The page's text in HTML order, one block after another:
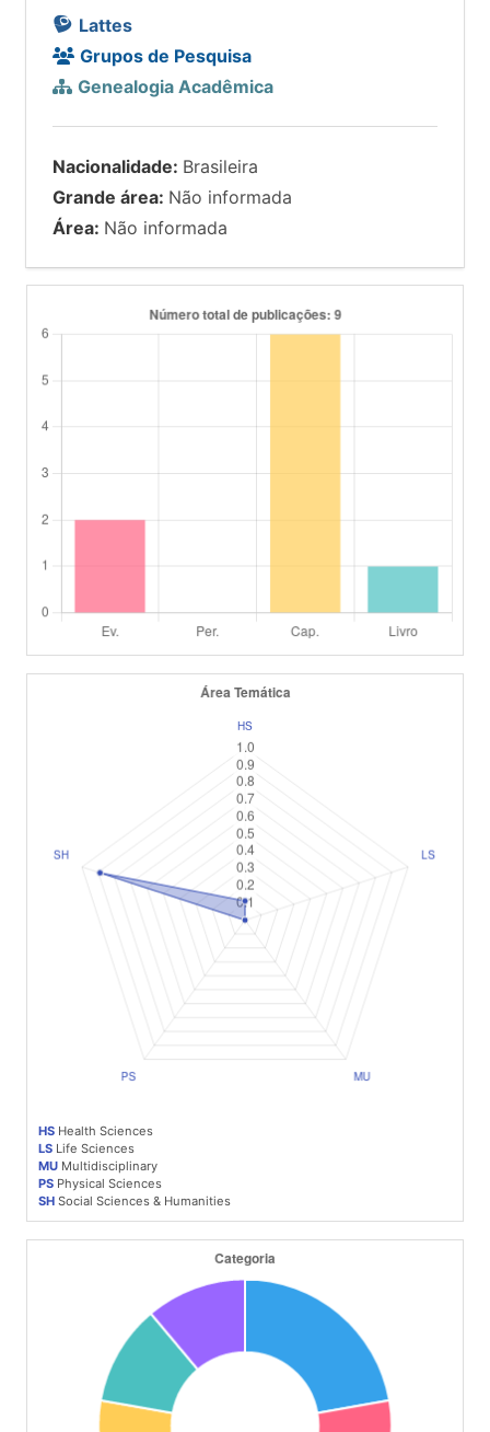
Lattes
Grupos de Pesquisa
Genealogia Acadêmica
Nacionalidade: Brasileira
Grande área: Não informada
Área: Não informada
HS Health Sciences
LS Life Sciences
MU Multidisciplinary
PS Physical Sciences
SH Social Sciences & Humanities